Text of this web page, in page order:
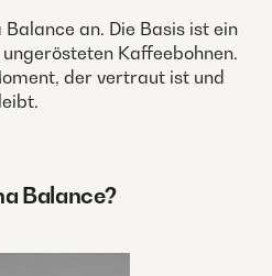
an. Die Basis ist ein
Kaffeebohnen.
der vertraut ist und
Balance?